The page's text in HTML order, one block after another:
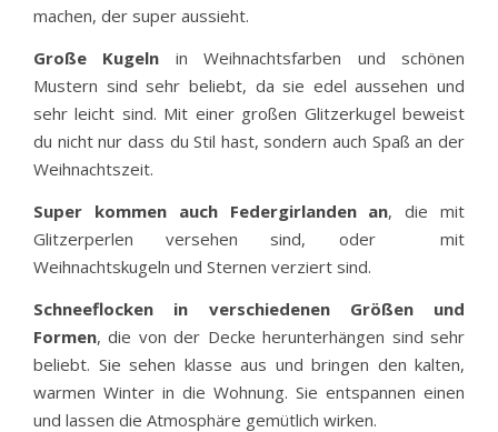
machen, der super aussieht.
Große Kugeln in Weihnachtsfarben und schönen
Mustern sind sehr beliebt, da sie edel aussehen und
sehr leicht sind. Mit einer großen Glitzerkugel beweist
du nicht nur dass du Stil hast, sondern auch Spaß an der
Weihnachtszeit.
Super kommen auch Federgirlanden an, die mit
Glitzerperlen versehen sind, oder mit
Weihnachtskugeln und Sternen verziert sind.
Schneeflocken in verschiedenen Größen und
Formen, die von der Decke herunterhängen sind sehr
beliebt. Sie sehen klasse aus und bringen den kalten,
warmen Winter in die Wohnung. Sie entspannen einen
und lassen die Atmosphäre gemütlich wirken.